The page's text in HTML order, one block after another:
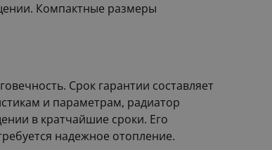
Компактные размеры
Срок гарантии составляет
и параметрам, радиатор
в кратчайшие сроки. Его
надежное отопление.